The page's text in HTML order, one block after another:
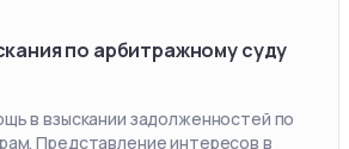
по арбитражному суду
в взыскании задолженностей по
Представление интересов в